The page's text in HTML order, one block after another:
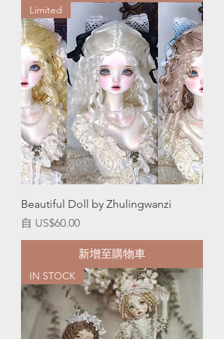
Limited
Beautiful Doll by Zhulingwanzi
自 US$60.00
促銷價格
新增至購物車
IN STOCK